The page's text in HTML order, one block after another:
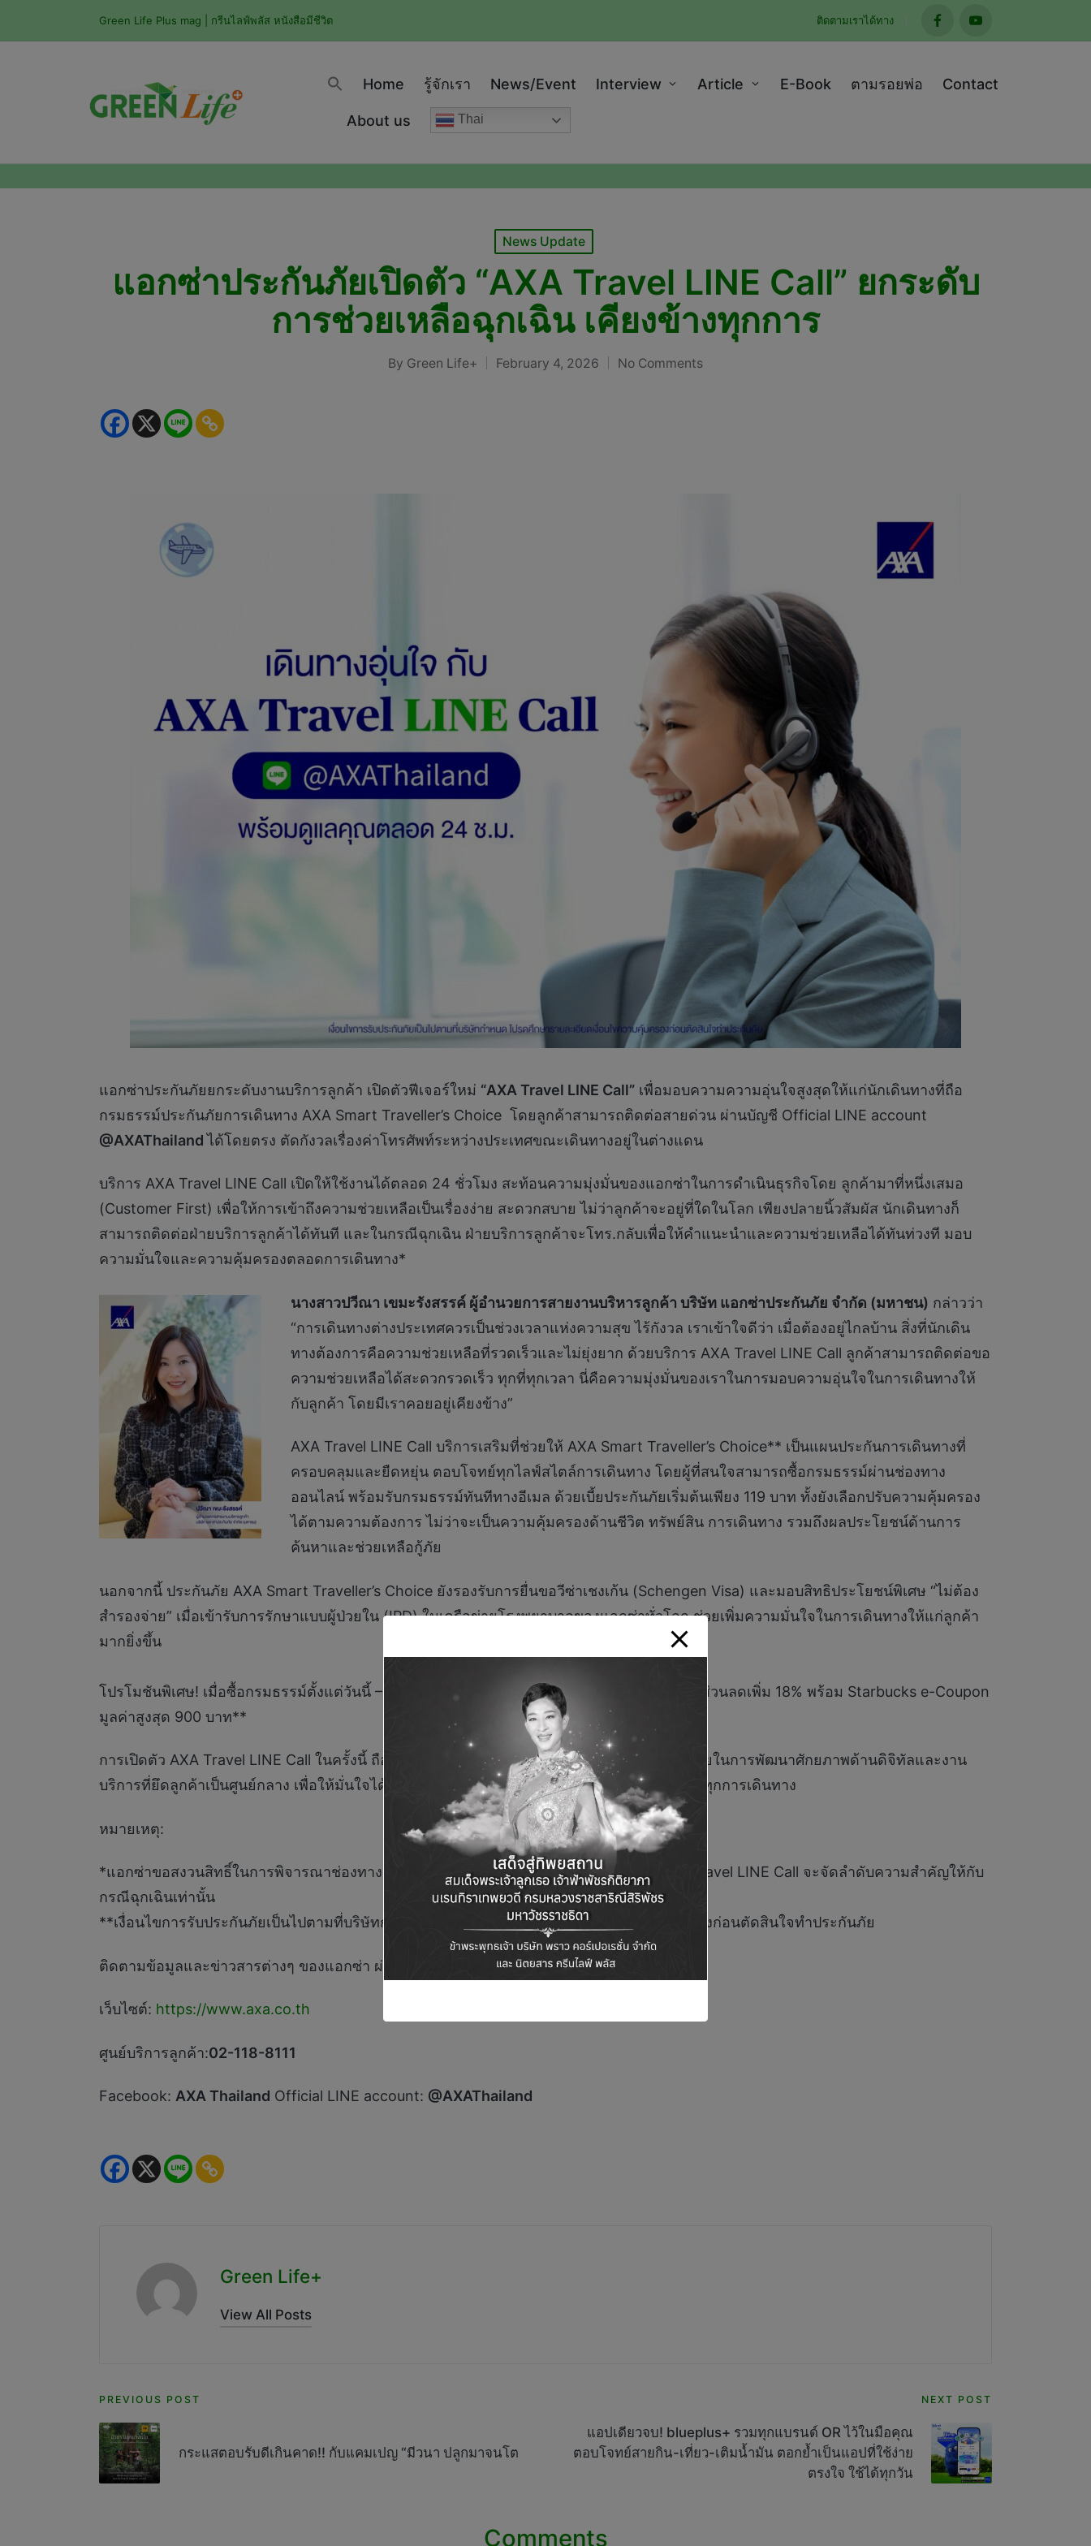
Green Life Plus mag | กรีนไลฟ์พลัส หนังสือมีชีวิต ติดตามเราได้ทาง
facebookyoutube
Home รู้จักเรา News/Event Interview Article E-Book ตามรอยพ่อ Contact
About us Thai
Posted
News Update
แอกซ่าประกันภัยเปิดตัว “AXA Travel LINE Call” ยกระดับ
การช่วยเหลือฉุกเฉิน เคียงข้างทุกการ
Posted
By Green Life+ February 4, 2026 No Comments
แอกซ่าประกันภัยยกระดับงานบริการลูกค้า เปิดตัวฟีเจอร์ใหม่ “AXA Travel LINE Call” เพื่อมอบความความอุ่นใจสูงสุดให้แก่นักเดินทางที่ถือ
กรมธรรม์ประกันภัยการเดินทาง AXA Smart Traveller’s Choice โดยลูกค้าสามารถติดต่อสายด่วน ผ่านบัญชี Official LINE account
@AXAThailandได้โดยตรง ตัดกังวลเรื่องค่าโทรศัพท์ระหว่างประเทศขณะเดินทางอยู่ในต่างแดน
บริการ AXA Travel LINE Call เปิดให้ใช้งานได้ตลอด 24 ชั่วโมง สะท้อนความมุ่งมั่นของแอกซ่าในการดำเนินธุรกิจโดย ลูกค้ามาที่หนึ่งเสมอ
(Customer First) เพื่อให้การเข้าถึงความช่วยเหลือเป็นเรื่องง่าย สะดวกสบาย ไม่ว่าลูกค้าจะอยู่ที่ใดในโลก เพียงปลายนิ้วสัมผัส นักเดินทางก็
สามารถติดต่อฝ่ายบริการลูกค้าได้ทันที และในกรณีฉุกเฉิน ฝ่ายบริการลูกค้าจะโทร.กลับเพื่อให้คำแนะนำและความช่วยเหลือได้ทันท่วงที มอบ
ความมั่นใจและความคุ้มครองตลอดการเดินทาง*
นางสาวปวีณา เขมะรังสรรค์ ผู้อำนวยการสายงานบริหารลูกค้า บริษัท แอกซ่าประกันภัย จำกัด (มหาชน) กล่าวว่า
“การเดินทางต่างประเทศควรเป็นช่วงเวลาแห่งความสุข ไร้กังวล เราเข้าใจดีว่า เมื่อต้องอยู่ไกลบ้าน สิ่งที่นักเดิน
ทางต้องการคือความช่วยเหลือที่รวดเร็วและไม่ยุ่งยาก ด้วยบริการ AXA Travel LINE Call ลูกค้าสามารถติดต่อขอ
ความช่วยเหลือได้สะดวกรวดเร็ว ทุกที่ทุกเวลา นี่คือความมุ่งมั่นของเราในการมอบความอุ่นใจในการเดินทางให้
กับลูกค้า โดยมีเราคอยอยู่เคียงข้าง”
AXA Travel LINE Call บริการเสริมที่ช่วยให้ AXA Smart Traveller’s Choice** เป็นแผนประกันการเดินทางที่
ครอบคลุมและยืดหยุ่น ตอบโจทย์ทุกไลฟ์สไตล์การเดินทาง โดยผู้ที่สนใจสามารถซื้อกรมธรรม์ผ่านช่องทาง
ออนไลน์ พร้อมรับกรมธรรม์ทันทีทางอีเมล ด้วยเบี้ยประกันภัยเริ่มต้นเพียง 119 บาท ทั้งยังเลือกปรับความคุ้มครอง
ได้ตามความต้องการ ไม่ว่าจะเป็นความคุ้มครองด้านชีวิต ทรัพย์สิน การเดินทาง รวมถึงผลประโยชน์ด้านการ
ค้นหาและช่วยเหลือกู้ภัย
นอกจากนี้ ประกันภัย AXA Smart Traveller’s Choice ยังรองรับการยื่นขอวีซ่าเชงเก้น (Schengen Visa) และมอบสิทธิประโยชน์พิเศษ “ไม่ต้อง
สำรองจ่าย” เมื่อเข้ารับการรักษาแบบผู้ป่วยใน (IPD) ในเครือข่ายโรงพยาบาลของแอกซ่าทั่วโลก ช่วยเพิ่มความมั่นใจในการเดินทางให้แก่ลูกค้า
มากยิ่งขึ้น
โปรโมชันพิเศษ! เมื่อซื้อกรมธรรม์ตั้งแต่วันนี้ – 31 มีนาคม 2568 เพียงกรอกโค้ด
รับส่วนลดเพิ่ม 18% พร้อม Starbucks e-Coupon
มูลค่าสูงสุด 900 บาท**
การเปิดตัว AXA Travel LINE Call ในครั้งนี้ ถือเป็นการตอกย้ำความแข็งแกร่งของแอกซ่าประกันภัยในการพัฒนาศักยภาพด้านดิจิทัลและงาน
บริการที่ยึดลูกค้าเป็นศูนย์กลาง เพื่อให้มั่นใจได้ว่านักเดินทางทุกคนจะได้รับการดูแลอย่างดีที่สุดในทุกการเดินทาง
หมายเหตุ:
*แอกซ่าขอสงวนสิทธิ์ในการพิจารณาช่องทางการสื่อสารที่เหมาะสม โดยการโทรผ่านทาง AXA Travel LINE Call จะจัดลำดับความสำคัญให้กับ
กรณีฉุกเฉินเท่านั้น
**เงื่อนไขการรับประกันภัยเป็นไปตามที่บริษัทกำหนด โปรดศึกษารายละเอียดเงื่อนไขความคุ้มครองก่อนตัดสินใจทำประกันภัย
ติดตามข้อมูลและข่าวสารต่างๆ ของแอกซ่า ผ่านช่องทางดังต่อไปนี้
เว็บไซต์: https://www.axa.co.th
ศูนย์บริการลูกค้า:02-118-8111
Facebook: AXA Thailand Official LINE account: @AXAThailand
Green Life+
View All Posts
Post
navigation
PREVIOUS POST
กระแสตอบรับดีเกินคาด!! กับแคมเปญ “มีวนา ปลูกมาจนโต
NEXT POST
แอปเดียวจบ! blueplus+ รวมทุกแบรนด์ OR ไว้ในมือคุณ
ตอบโจทย์สายกิน-เที่ยว-เติมน้ำมัน ตอกย้ำเป็นแอปที่ใช้ง่าย
ตรงใจ ใช้ได้ทุกวัน
Comments